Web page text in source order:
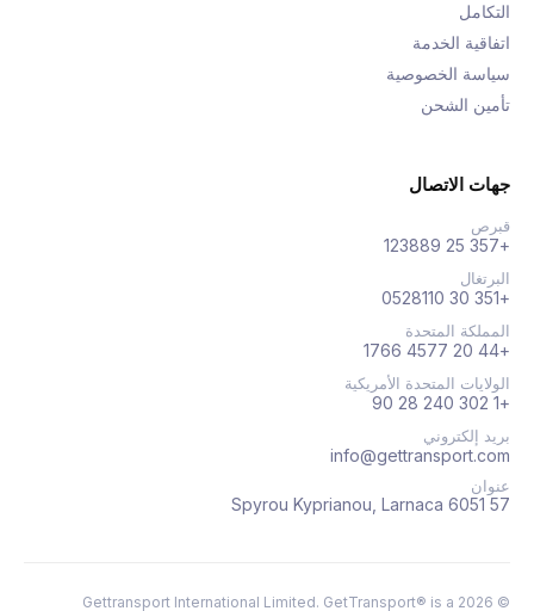
التكامل
اتفاقية الخدمة
سياسة الخصوصية
تأمين الشحن
جهات الاتصال
قبرص
+357 25 123889
البرتغال
+351 30 0528110
المملكة المتحدة
+44 20 4577 1766
الولايات المتحدة الأمريكية
+1 302 240 28 90
بريد إلكتروني
info@gettransport.com
عنوان
57 Spyrou Kyprianou, Larnaca 6051
©
2026
Gettransport International Limited. GetTransport® is a